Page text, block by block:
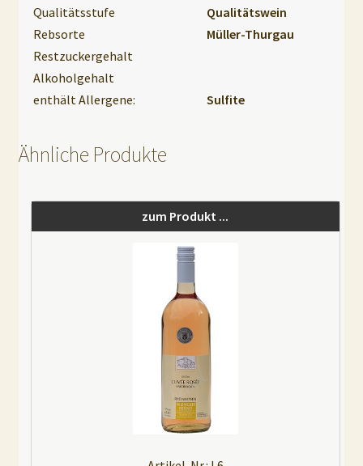
Qualitätsstufe
Qualitätswein
Rebsorte
Müller-Thurgau
Restzuckergehalt
Alkoholgehalt
enthält Allergene:
Sulfite
Ähnliche Produkte
zum Produkt ...